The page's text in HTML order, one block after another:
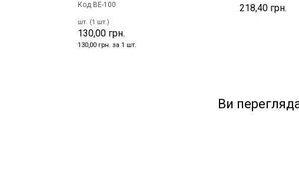
Код BE-100
шт. (1 шт.)
130,00 грн.
130,00 грн. за 1 шт.
218,40 грн.
Ви